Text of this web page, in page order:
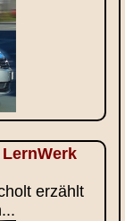
erzählt